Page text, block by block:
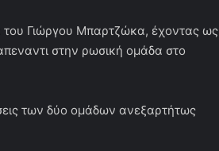
του Γιώργου Μπαρτζώκα, έχοντας ως
στην ρωσική ομάδα στο
των δύο ομάδων ανεξαρτήτως